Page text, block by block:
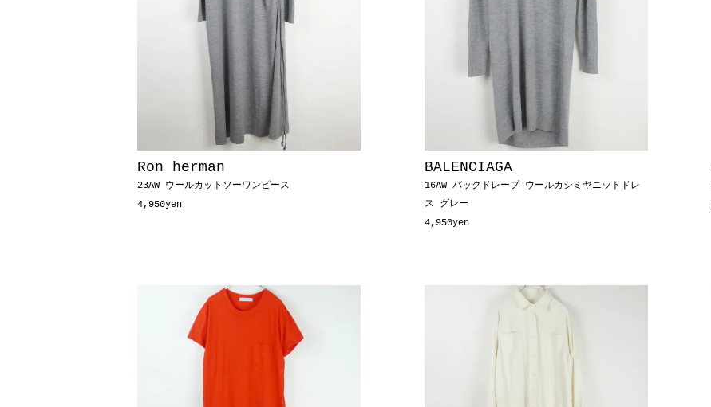
Ron herman
23AW ウールカットソーワンピース
4,950yen
BALENCIAGA
16AW バックドレープ ウールカシミヤニットドレ
ス グレー
4,950yen